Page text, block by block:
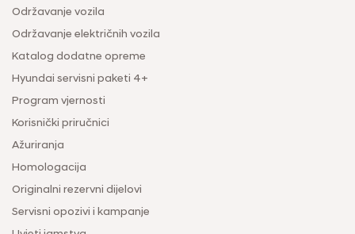
Održavanje vozila
Održavanje električnih vozila
Katalog dodatne opreme
Hyundai servisni paketi 4+
Program vjernosti
Korisnički priručnici
Ažuriranja
Homologacija
Originalni rezervni dijelovi
Servisni opozivi i kampanje